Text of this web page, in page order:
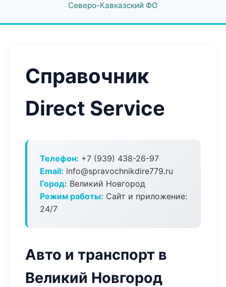
Северо-Кавказский ФО
Справочник
Direct Service
Телефон: +7 (939) 438-26-97
Email: info@spravochnikdire779.ru
Город: Великий Новгород
Режим работы: Сайт и приложение:
24/7
Авто и транспорт в
Великий Новгород